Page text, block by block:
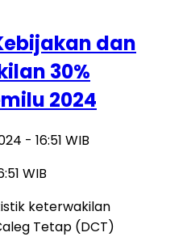
dan
30%
2024
- 16:51 WIB
WIB
keterwakilan
Tetap (DCT)